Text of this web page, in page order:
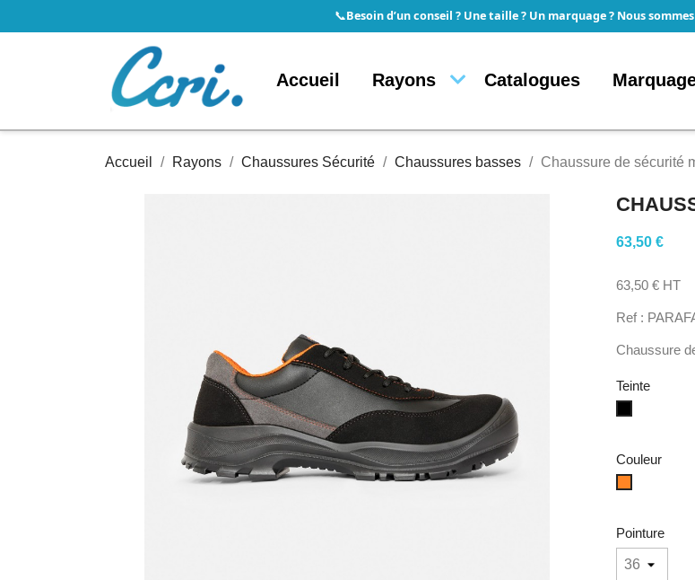
📞Besoin d’un conseil ? Une taille ? Un marquage ? Nous
Accueil Rayons Catalogues
Accueil Rayons Chaussures Sécurité Chaussures basses Chaussure de sécurité
63,50 €
63,50 € HT
Ref :
Chaussure
Teinte
Couleur
Pointure